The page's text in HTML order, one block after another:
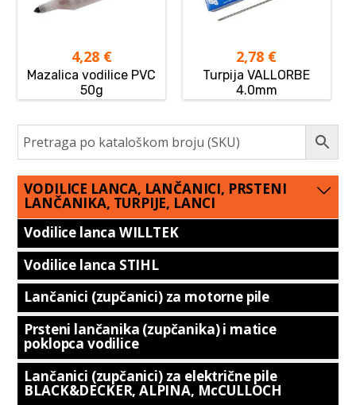
4,28 €
Mazalica vodilice PVC
50g
2,78 €
Turpija VALLORBE
4.0mm
VODILICE LANCA, LANČANICI, PRSTENI
LANČANIKA, TURPIJE, LANCI
Vodilice lanca WILLTEK
Vodilice lanca STIHL
Lančanici (zupčanici) za motorne pile
Prsteni lančanika (zupčanika) i matice
poklopca vodilice
Lančanici (zupčanici) za električne pile
BLACK&DECKER, ALPINA, McCULLOCH